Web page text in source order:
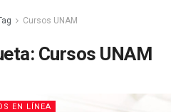
Cursos UNAM
Cursos UNAM
EN LÍNEA